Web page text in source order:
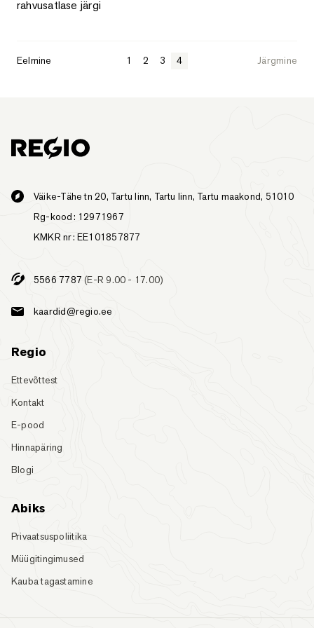
rahvusatlase järgi
Eelmine 1 2 3 4 Järgmine
Väike-Tähe tn 20, Tartu linn, Tartu linn, Tartu maakond, 51010
Rg-kood: 12971967
KMKR nr: EE101857877
5566 7787 (E-R 9.00 - 17.00)
kaardid@regio.ee
Regio
Ettevõttest
Kontakt
E-pood
Hinnapäring
Blogi
Abiks
Privaatsuspoliitika
Müügitingimused
Kauba tagastamine